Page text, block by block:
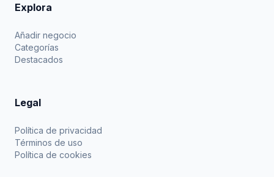
Explora
Añadir negocio
Categorías
Destacados
Legal
Política de privacidad
Términos de uso
Política de cookies